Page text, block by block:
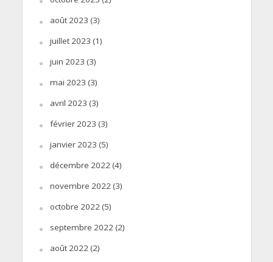
août 2023 (3)
juillet 2023 (1)
juin 2023 (3)
mai 2023 (3)
avril 2023 (3)
février 2023 (3)
janvier 2023 (5)
décembre 2022(4)
novembre 2022(3)
octobre 2022(5)
septembre 2022(2)
août 2022(2)